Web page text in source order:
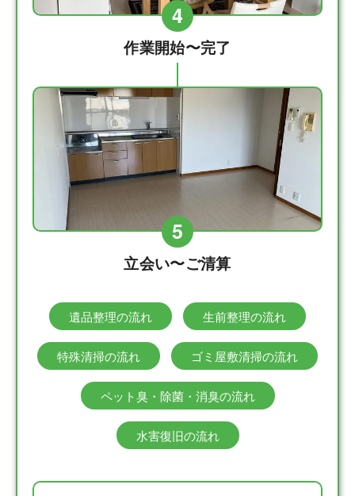
4
作業開始〜完了
5
立会い〜ご清算
遺品整理の流れ 生前整理の流れ
特殊清掃の流れ ゴミ屋敷清掃の流れ
ペット臭・除菌・消臭の流れ
水害復旧の流れ